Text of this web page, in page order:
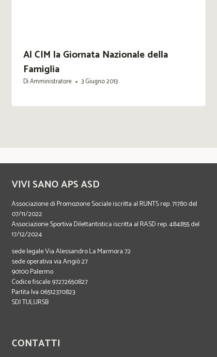
Al CIM la Giornata Nazionale della
Famiglia
DiAmministratore 3 Giugno 2013
VIVI SANO APS ASD
Associazione di Promozione Sociale iscritta al RUNTS rep. 71780 del
07/11/2022
Associazione Sportiva Dilettantistica iscritta al RASD rep. 484855 del
17/12/2024
sede legale Via Alessandro La Marmora 72
sede operativa via Angiò 27
90100 Palermo
Codice fiscale 97272650827
Partita Iva 06512370823
SDI TULURSB
CONTATTI